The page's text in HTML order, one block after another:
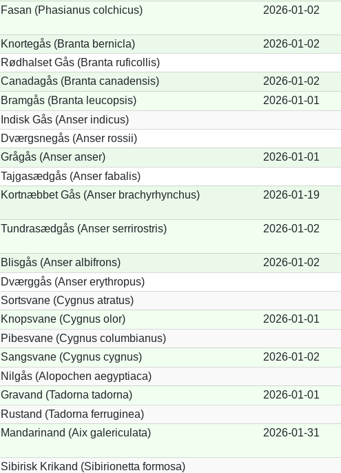
Fasan (Phasianus colchicus) 2026-01-02
Knortegås (Branta bernicla) 2026-01-02
Rødhalset Gås (Branta ruficollis)
Canadagås (Branta canadensis) 2026-01-02
Bramgås (Branta leucopsis) 2026-01-01
Indisk Gås (Anser indicus)
Dværgsnegås (Anser rossii)
Grågås (Anser anser) 2026-01-01
Tajgasædgås (Anser fabalis)
Kortnæbbet Gås (Anser brachyrhynchus) 2026-01-19
Tundrasædgås (Anser serrirostris) 2026-01-02
Blisgås (Anser albifrons) 2026-01-02
Dværggås (Anser erythropus)
Sortsvane (Cygnus atratus)
Knopsvane (Cygnus olor) 2026-01-01
Pibesvane (Cygnus columbianus)
Sangsvane (Cygnus cygnus) 2026-01-02
Nilgås (Alopochen aegyptiaca)
Gravand (Tadorna tadorna) 2026-01-01
Rustand (Tadorna ferruginea)
Mandarinand (Aix galericulata) 2026-01-31
Sibirisk Krikand (Sibirionetta formosa)